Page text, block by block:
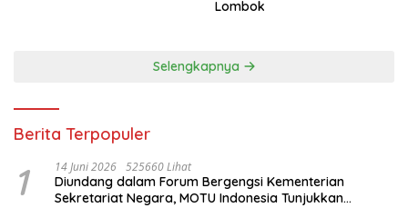
Lombok
Selengkapnya
Berita Terpopuler
1 14 Juni 2026 525660 Lihat
Diundang dalam Forum Bergengsi Kementerian
Sekretariat Negara, MOTU Indonesia Tunjukkan